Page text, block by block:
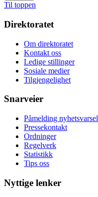
Til toppen
Direktoratet
Om direktoratet
Kontakt oss
Ledige stillinger
Sosiale medier
Tilgjengelighet
Snarveier
Påmelding nyhetsvarsel
Pressekontakt
Ordninger
Regelverk
Statistikk
Tips oss
Nyttige lenker